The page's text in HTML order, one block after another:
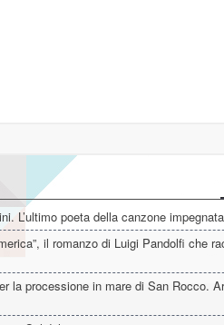
L’ultimo poeta della canzone impegnata
il romanzo di Luigi Pandolfi che
la processione in mare di San Rocco.